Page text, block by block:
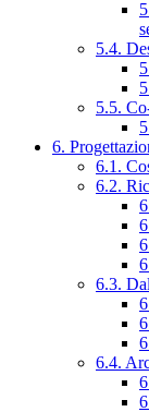
5.4.
5.5.
6.
6.1.
6.2.
6.3.
6.4.